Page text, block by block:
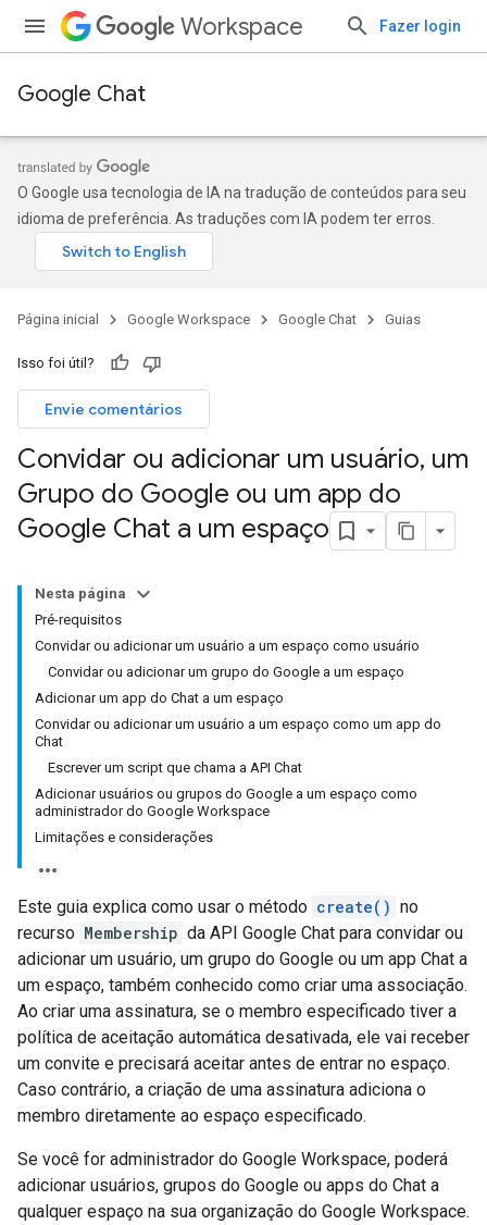
Workspace Fazer login
Google Chat
O Google usa tecnologia de IA na tradução de conteúdos para seu
idioma de preferência. As traduções com IA podem ter erros.
Página inicial Google Workspace Google Chat Guias
Isso foi útil?
Envie comentários
Convidar ou adicionar um usuário, um
Grupo do Google ou um app do
Google Chat a um espaço
Nesta página
Pré-requisitos
Convidar ou adicionar um usuário a um espaço como usuário
Convidar ou adicionar um grupo do Google a um espaço
Adicionar um app do Chat a um espaço
Convidar ou adicionar um usuário a um espaço como um app do
Chat
Escrever um script que chama a API Chat
Adicionar usuários ou grupos do Google a um espaço como
administrador do Google Workspace
Limitações e considerações
Este guia explica como usar o método create() no
recurso Membership da API Google Chat para convidar ou
adicionar um usuário, um grupo do Google ou um app Chat a
um espaço, também conhecido como criar uma associação.
Ao criar uma assinatura, se o membro especificado tiver a
política de aceitação automática desativada, ele vai receber
um convite e precisará aceitar antes de entrar no espaço.
Caso contrário, a criação de uma assinatura adiciona o
membro diretamente ao espaço especificado.
Se você for administrador do Google Workspace, poderá
adicionar usuários, grupos do Google ou apps do Chat a
qualquer espaço na sua organização do Google Workspace.